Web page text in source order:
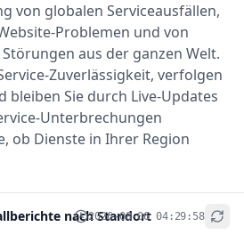
von globalen Serviceausfällen,
Problemen und von
aus der ganzen Welt.
Zuverlässigkeit, verfolgen
bleiben Sie durch Live-Updates
Unterbrechungen
ob Dienste in Ihrer Region
nach Standort
2026-08-06 04:29:58
+